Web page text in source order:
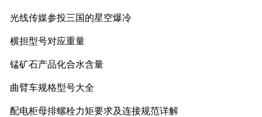
光线传媒参投三国的星空爆冷
横担型号对应重量
锰矿石产品化合水含量
曲臂车规格型号大全
配电柜母排螺栓力矩要求及连接规范详解